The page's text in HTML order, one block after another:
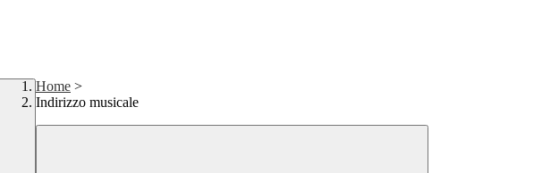
Home >
Indirizzo musicale